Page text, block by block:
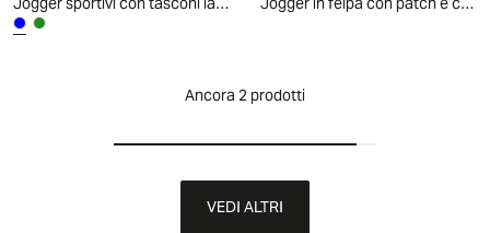
Ancora 2 prodotti
VEDI ALTRI